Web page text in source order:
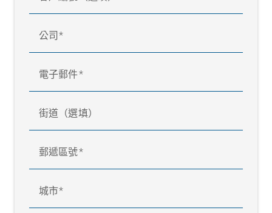
公司
電子郵件
街道（選填）
郵遞區號
城市